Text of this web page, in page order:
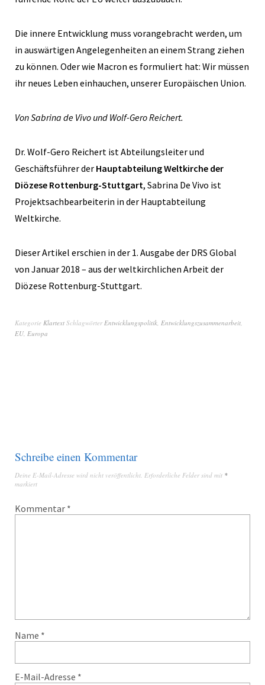
Die innere Entwicklung muss vorangebracht werden, um
in auswärtigen Angelegenheiten an einem Strang ziehen
zu können. Oder wie Macron es formuliert hat: Wir müssen
ihr neues Leben einhauchen, unserer Europäischen Union.
Von Sabrina de Vivo und Wolf-Gero Reichert.
Dr. Wolf-Gero Reichert ist Abteilungsleiter und
Geschäftsführer der Hauptabteilung Weltkirche der
Diözese Rottenburg-Stuttgart, Sabrina De Vivo ist
Projektsachbearbeiterin in der Hauptabteilung
Weltkirche.
Dieser Artikel erschien in der 1. Ausgabe der DRS Global
von Januar 2018 – aus der weltkirchlichen Arbeit der
Diözese Rottenburg-Stuttgart.
Kategorie Klartext SchlagwörterEntwicklungspolitik, Entwicklungszusammenarbeit,
EU, Europa
Schreibe einen Kommentar
Deine E-Mail-Adresse wird nicht veröffentlicht. Erforderliche Felder sind mit *
markiert
Kommentar *
Name *
E-Mail-Adresse *